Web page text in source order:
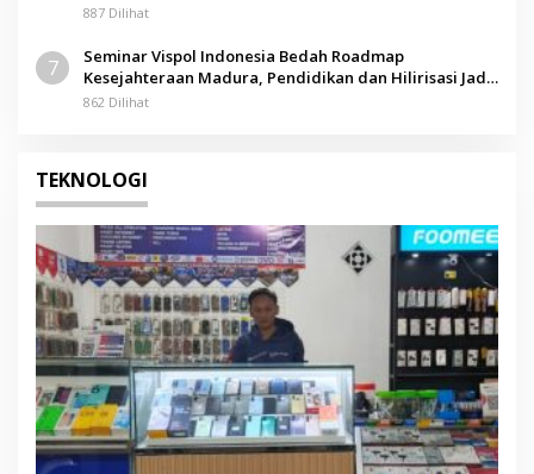
887 Dilihat
7
Seminar Vispol Indonesia Bedah Roadmap
Kesejahteraan Madura, Pendidikan dan Hilirisasi Jadi
Kunci
862 Dilihat
TEKNOLOGI